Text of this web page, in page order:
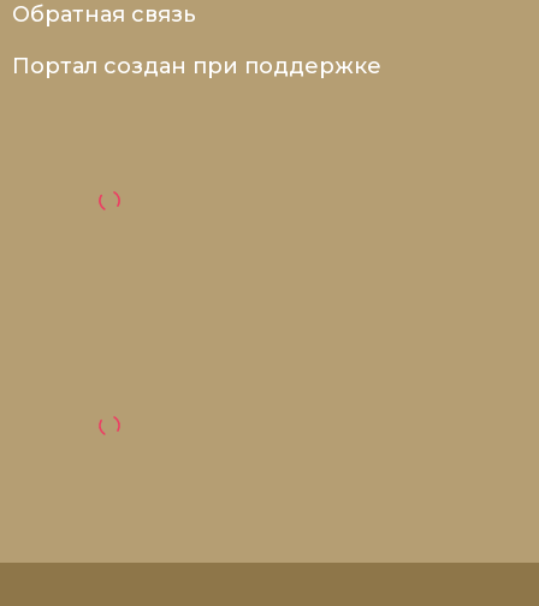
Обратная связь
Портал создан при поддержке